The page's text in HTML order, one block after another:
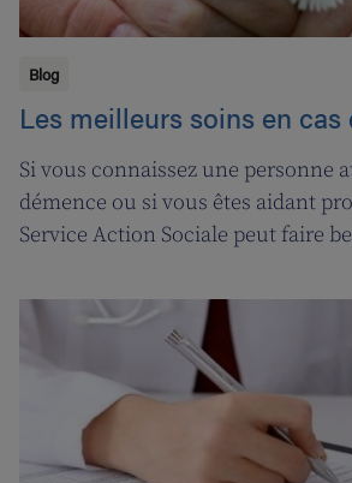
Blog
Les meilleurs soins en cas
Si vous connaissez une personne
démence ou si vous êtes aidant
Service Action Sociale peut faire
qu'elle établit un plan de soins
Maurice.